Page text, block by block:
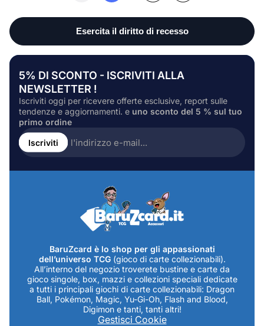
5% DI SCONTO - ISCRIVITI ALLA
NEWSLETTER !
Iscriviti oggi per ricevere offerte esclusive, report sulle
tendenze e aggiornamenti. e uno sconto del 5 % sul tuo
primo ordine
Inserire
l'indirizzo
e-
Iscriviti
BaruZcard è lo shop per gli appassionati
dell’universo TCG (gioco di carte collezionabili).
All’interno del negozio troverete bustine e carte da
gioco singole, box, mazzi e collezioni speciali dedicate
a tutti i principali giochi di carte collezionabili: Dragon
Ball, Pokémon, Magic, Yu-Gi-Oh, Flash and Blood,
Digimon e tanti, tanti altri!
Gestisci Cookie